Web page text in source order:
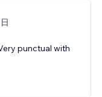
punctual with